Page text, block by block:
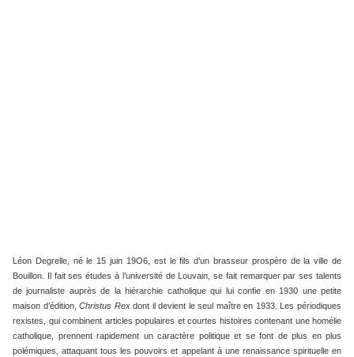
Léon Degrelle, né le 15 juin 19O6, est le fils d’un brasseur prospère de la ville de
Bouillon. Il fait ses études à l’université de Louvain, se fait remarquer par ses talents
de journaliste auprès de la hiérarchie catholique qui lui confie en 1930 une petite
maison d’édition,Christus Rexdont il devient le seul maître en 1933. Les périodiques
rexistes, qui combinent articles populaires et courtes histoires contenant une homélie
catholique, prennent rapidement un caractère politique et se font de plus en plus
polémiques, attaquant tous les pouvoirs et appelant à une renaissance spirituelle en